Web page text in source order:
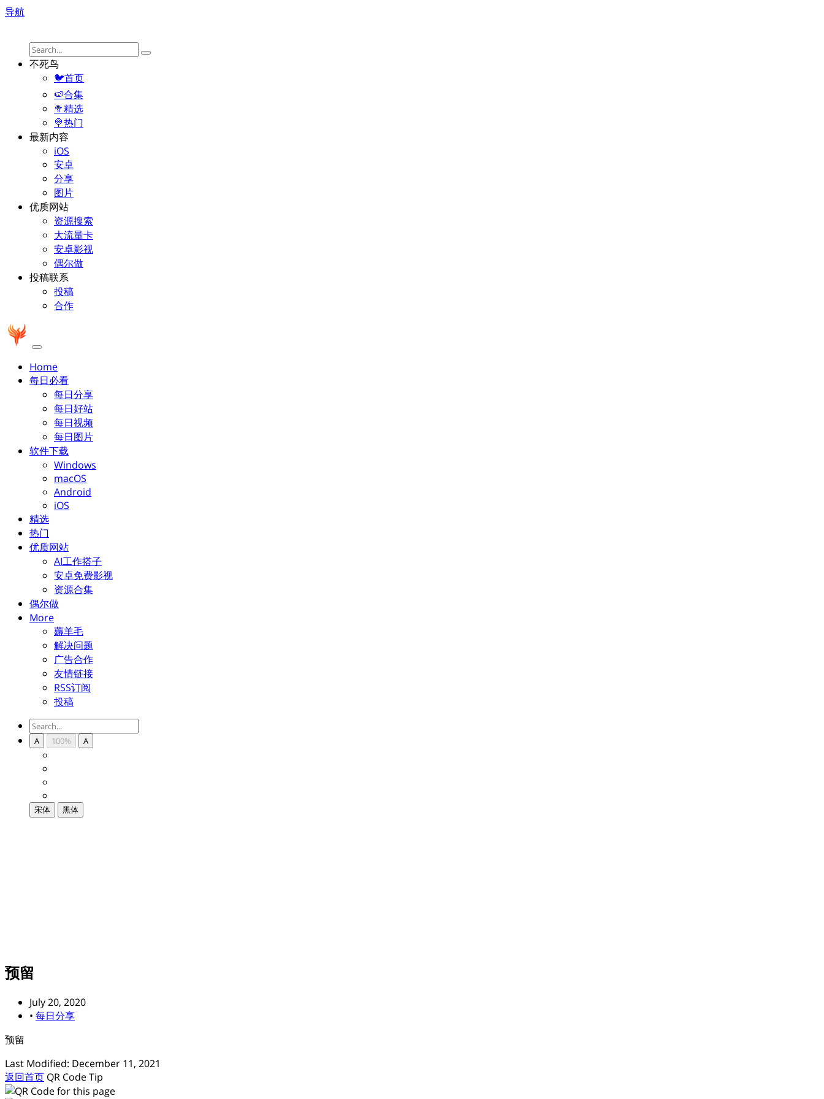
导航
不死鸟
🐦首页
🍉合集
🥦精选
🍭热门
最新内容
iOS
安卓
分享
图片
优质网站
资源搜索
大流量卡
安卓影视
偶尔做
投稿联系
投稿
合作
Home
每日必看
每日分享
每日好站
每日视频
每日图片
软件下载
Windows
macOS
Android
iOS
精选
热门
优质网站
AI工作搭子
安卓免费影视
资源合集
偶尔做
More
薅羊毛
解决问题
广告合作
友情链接
RSS订阅
投稿
A 100% A
宋体 黑体
预留
July 20, 2020
• 每日分享
预留
Last Modified: December 11, 2021
返回首页 QR CodeTip